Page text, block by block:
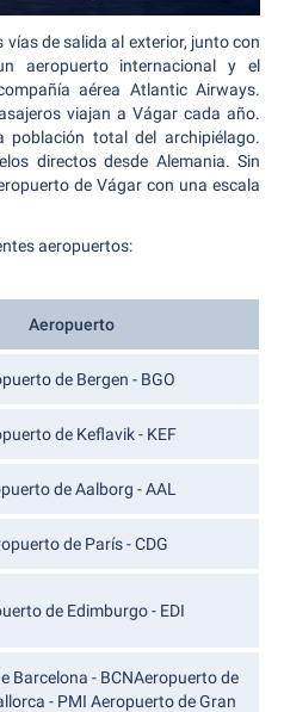
vías de salida al exterior, junto con
aeropuerto internacional y el
aérea Atlantic Airways.
viajan a Vágar cada año.
población total del archipiélago.
directos desde Alemania. Sin
de Vágar con una escala
aeropuertos:
Aeropuerto
de Bergen - BGO
de Keflavik - KEF
de Aalborg - AAL
de París - CDG
de Edimburgo - EDI
Barcelona - BCNAeropuerto de
- PMI Aeropuerto de Gran